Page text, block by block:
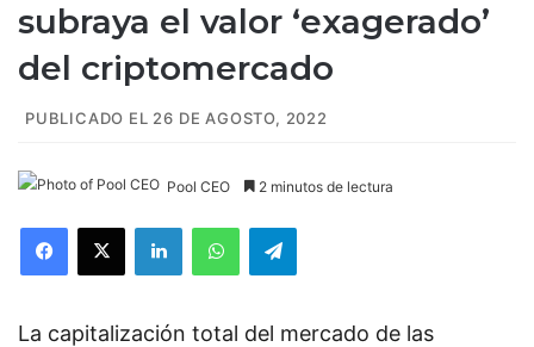
subraya el valor ‘exagerado’
del criptomercado
PUBLICADO EL 26 DE AGOSTO, 2022
Pool CEO 2 minutos de lectura
La capitalización total del mercado de las